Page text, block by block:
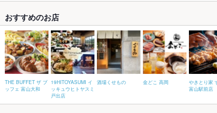
おすすめのお店
THE BUFFET ザ ブ
ッフェ 富山大和
19HITOYASUMI イ
ッキュウヒトヤスミ
戸出店
酒場くせもの 金どこ 高岡
やきとり家
富山駅前店